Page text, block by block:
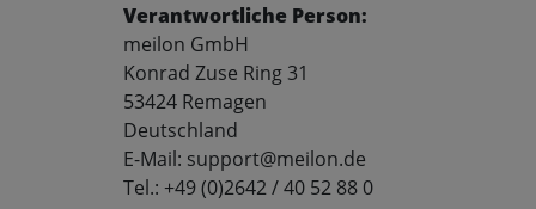
Verantwortliche Person:
meilon GmbH
Konrad Zuse Ring 31
53424 Remagen
Deutschland
E-Mail: support@meilon.de
Tel.: +49 (0)2642 / 40 52 88 0